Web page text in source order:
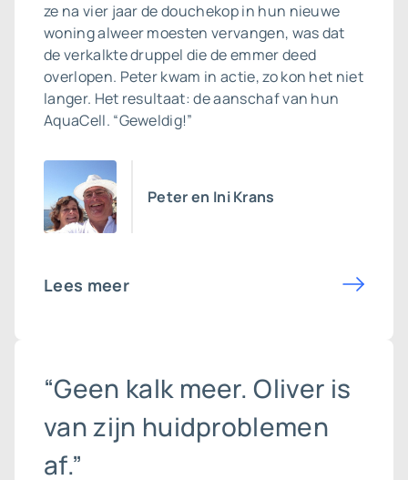
ze na vier jaar de douchekop in hun nieuwe
woning alweer moesten vervangen, was dat
de verkalkte druppel die de emmer deed
overlopen. Peter kwam in actie, zo kon het niet
langer. Het resultaat: de aanschaf van hun
AquaCell. “Geweldig!”
Peter en Ini Krans
Lees meer
“Geen kalk meer. Oliver is
van zijn huidproblemen
af.”